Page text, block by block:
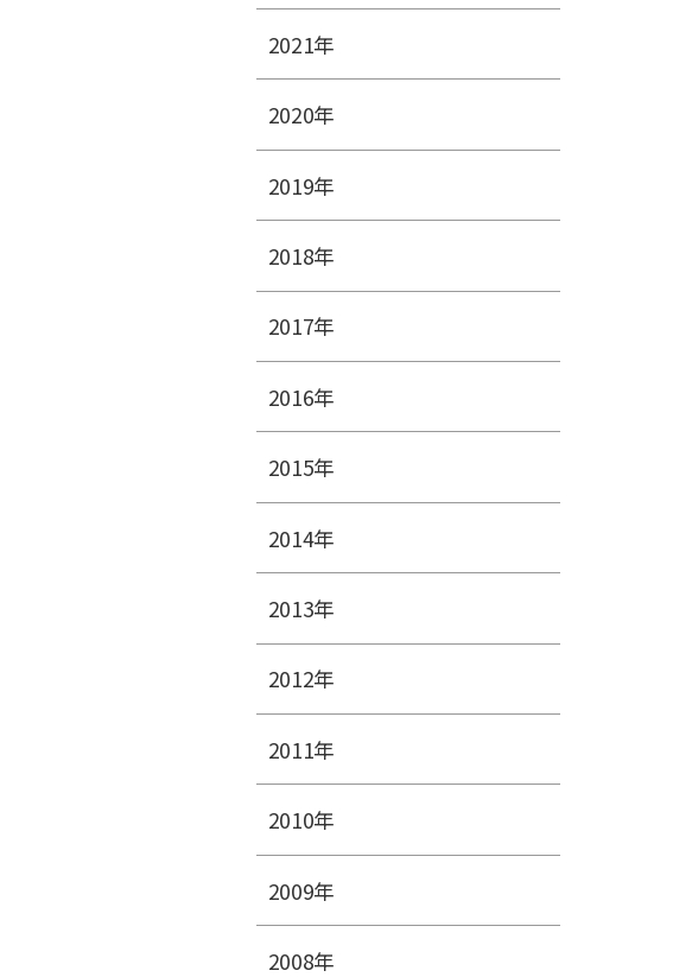
2021年
2020年
2019年
2018年
2017年
2016年
2015年
2014年
2013年
2012年
2011年
2010年
2009年
2008年